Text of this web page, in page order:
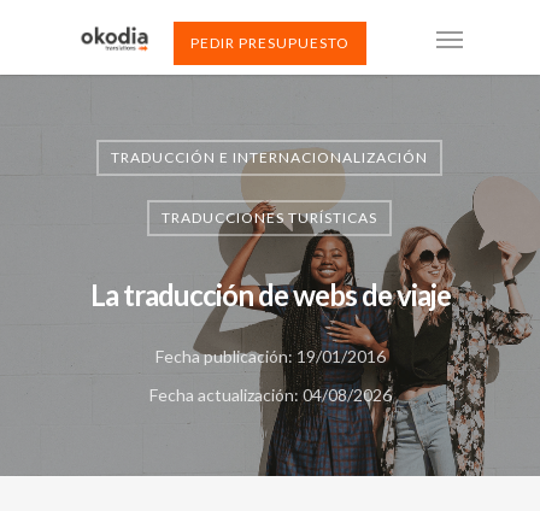
PEDIR PRESUPUESTO
TRADUCCIÓN E INTERNACIONALIZACIÓN
TRADUCCIONES TURÍSTICAS
La traducción de webs de viaje
Fecha publicación: 19/01/2016
Fecha actualización: 04/08/2026